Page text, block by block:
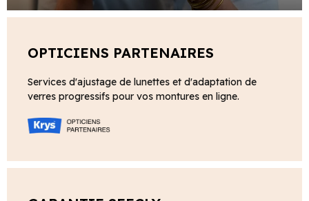
OPTICIENS PARTENAIRES
Services d'ajustage de lunettes et d'adaptation de
verres progressifs pour vos montures en ligne.